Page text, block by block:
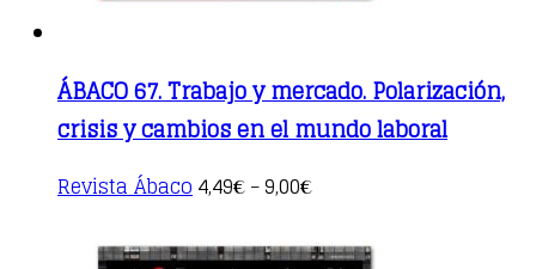
ÁBACO 67. Trabajo y mercado. Polarización,
crisis y cambios en el mundo laboral
Revista Ábaco This
product
multiple
4,49€ – 9,00€